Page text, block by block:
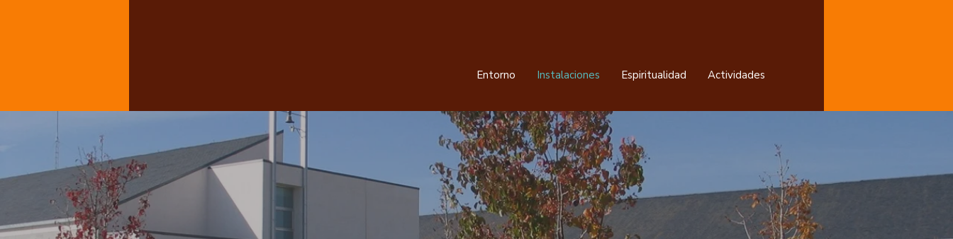
Entorno Instalaciones Espiritualidad Actividades